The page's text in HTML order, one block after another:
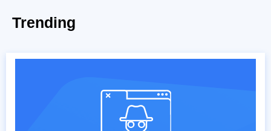
Trending